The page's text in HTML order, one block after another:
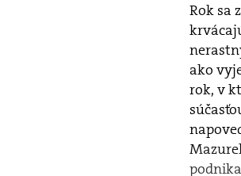
Rok sa
ako
rok, v